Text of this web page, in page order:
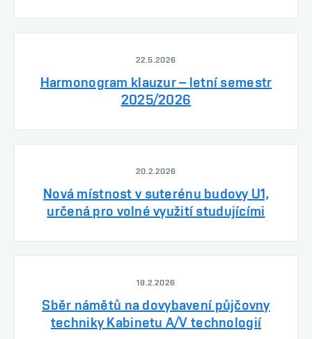
22.5.2026
Harmonogram klauzur – letní semestr
2025/2026
20.2.2026
Nová místnost v suterénu budovy U1,
určená pro volné využití studujícími
19.2.2026
Sběr námětů na dovybavení půjčovny
techniky Kabinetu A/V technologií